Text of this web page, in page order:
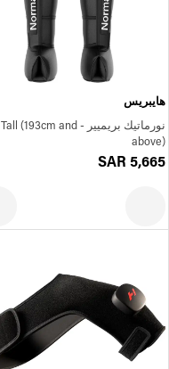
هايبريس
نورماتيك بريميير - Tall (193cm and
above)
SAR 5,665